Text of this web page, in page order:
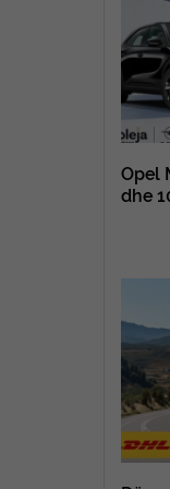
Opel
dhe